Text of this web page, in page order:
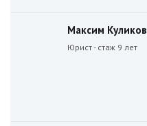
Максим Куликов
Юрист - стаж 9 лет